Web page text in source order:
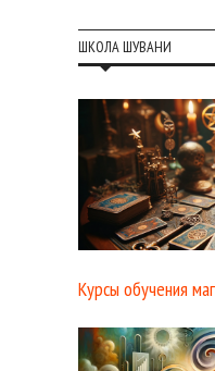
ШКОЛА ШУВАНИ
Курсы обучения